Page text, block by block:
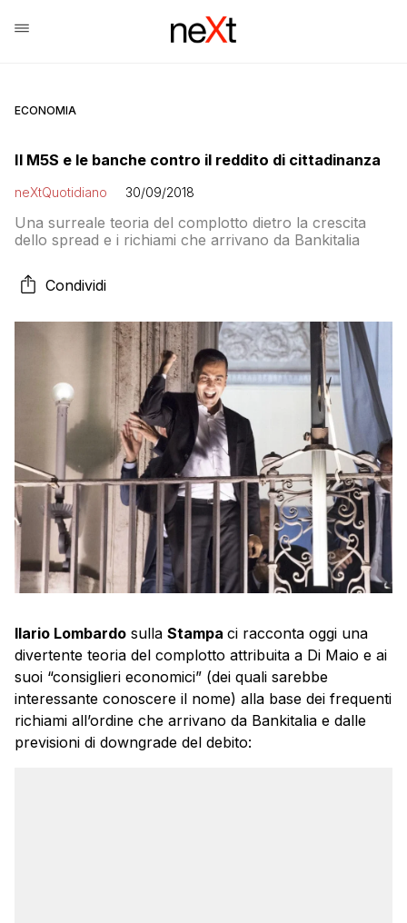
ECONOMIA
Il M5S e le banche contro il reddito di cittadinanza
neXtQuotidiano 30/09/2018
Una surreale teoria del complotto dietro la crescita
dello spread e i richiami che arrivano da Bankitalia
Condividi
Ilario Lombardo sulla Stampa ci racconta oggi una
divertente teoria del complotto attribuita a Di Maio e ai
suoi “consiglieri economici” (dei quali sarebbe
interessante conoscere il nome) alla base dei frequenti
richiami all’ordine che arrivano da Bankitalia e dalle
previsioni di downgrade del debito: